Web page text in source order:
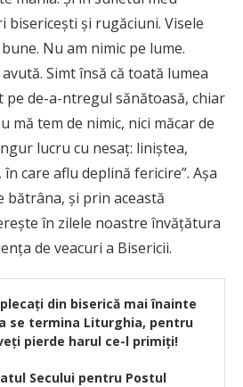
bisericeşti şi rugăciuni. Visele
Nu am nimic pe lume.
Simt însă că toată lumea
pe de-a-ntregul sănătoasă, chiar
mă tem de nimic, nici măcar de
lucru cu nesaţ: liniştea,
care aflu deplină fericire”. Aşa
bătrâna, şi prin această
în zilele noastre învăţătura
de veacuri a Bisericii.
din biserică mai înainte
se termina Liturghia, pentru
pierde harul ce-l primiţi!
Secului pentru Postul